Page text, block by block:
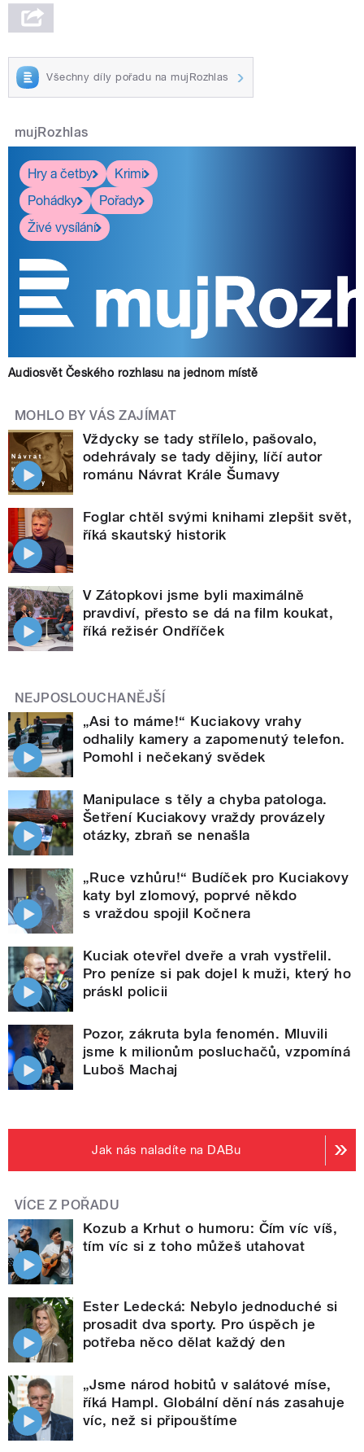
Všechny díly pořadu na mujRozhlas
mujRozhlas
Hry a četby
Krimi
Pohádky
Pořady
Živé vysílání
Audiosvět Českého rozhlasu na jednom místě
MOHLO BY VÁS ZAJÍMAT
Vždycky se tady střílelo, pašovalo,
odehrávaly se tady dějiny, líčí autor
románu Návrat Krále Šumavy
Foglar chtěl svými knihami zlepšit svět,
říká skautský historik
V Zátopkovi jsme byli maximálně
pravdiví, přesto se dá na film koukat,
říká režisér Ondříček
NEJPOSLOUCHANĚJŠÍ
„Asi to máme!“ Kuciakovy vrahy
odhalily kamery a zapomenutý telefon.
Pomohl i nečekaný svědek
Manipulace s těly a chyba patologa.
Šetření Kuciakovy vraždy provázely
otázky, zbraň se nenašla
„Ruce vzhůru!“ Budíček pro Kuciakovy
katy byl zlomový, poprvé někdo
s vraždou spojil Kočnera
Kuciak otevřel dveře a vrah vystřelil.
Pro peníze si pak dojel k muži, který ho
práskl policii
Pozor, zákruta byla fenomén. Mluvili
jsme k milionům posluchačů, vzpomíná
Luboš Machaj
Jak nás naladíte na DABu
VÍCE Z POŘADU
Kozub a Krhut o humoru: Čím víc víš,
tím víc si z toho můžeš utahovat
Ester Ledecká: Nebylo jednoduché si
prosadit dva sporty. Pro úspěch je
potřeba něco dělat každý den
„Jsme národ hobitů v salátové míse,
říká Hampl. Globální dění nás zasahuje
víc, než si připouštíme